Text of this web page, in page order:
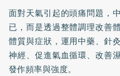
面對天氣引起的頭痛問題，
已，而是透過整體調理改善
體質與症狀，運用中藥、針
神經、促進氣血循環、改善
發作頻率與強度。